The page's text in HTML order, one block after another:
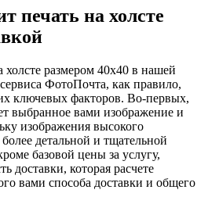
печать на холсте
холсте размером 40х40 в нашей
ФотоПочта, как правило,
ключевых факторов. Во-первых,
выбранное вами изображение и
изображения высокого
детальной и тщательной
базовой цены за услугу,
доставки, которая расчете
вами способа доставки и общего